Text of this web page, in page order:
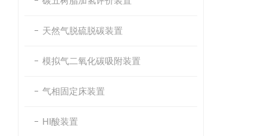
天然气脱硫脱碳装置
模拟气二氧化碳吸附装置
气相固定床装置
HI酸装置